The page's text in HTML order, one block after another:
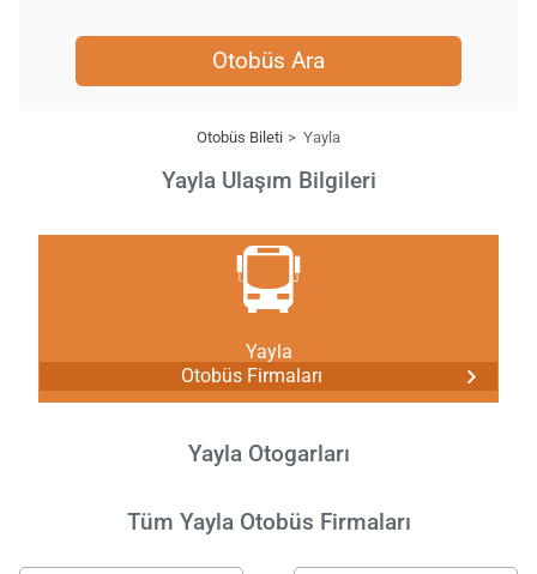
Otobüs Ara
Otobüs Bileti Yayla
Yayla Ulaşım Bilgileri
Yayla
Otobüs Firmaları
Yayla Otogarları
Tüm Yayla Otobüs Firmaları